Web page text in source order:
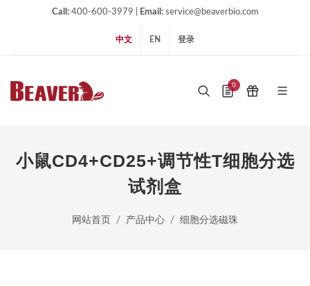
Call:400-600-3979 | Email:service@beaverbio.com
中文 EN 登录
0
小鼠CD4+CD25+调节性T细胞分选
试剂盒
网站首页 产品中心 细胞分选磁珠